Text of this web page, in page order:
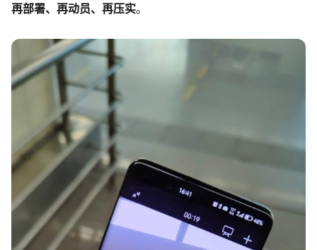
再部署、再动员、再压实。